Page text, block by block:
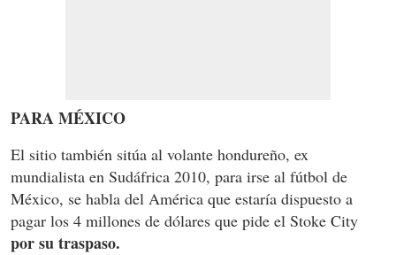
PARA MÉXICO
El sitio también sitúa al volante hondureño, ex
mundialista en Sudáfrica 2010, para irse al fútbol de
México, se habla del América que estaría dispuesto a
pagar los 4 millones de dólares que pide el Stoke City
por su traspaso.